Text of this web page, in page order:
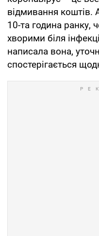
відмивання коштів.
10-та година ранку,
хворими біля
написала вона,
спостерігається